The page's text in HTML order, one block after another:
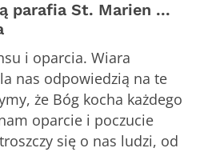
parafia St. Marien ...
i oparcia. Wiara
nas odpowiedzią na te
że Bóg kocha każdego
oparcie i poczucie
się o nas ludzi, od